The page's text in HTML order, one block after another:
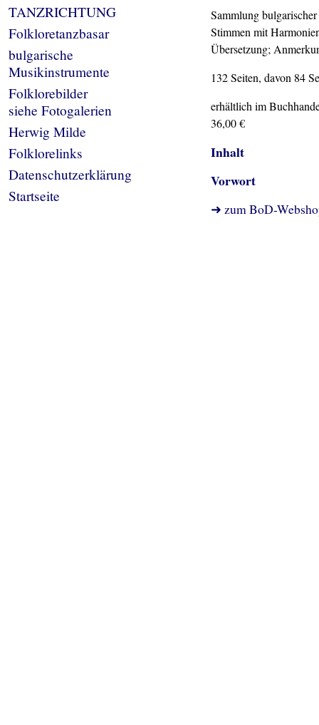
TANZRICHTUNG
Folkloretanzbasar
bulgarische
Musikinstrumente
Folklorebilder
siehe Fotogalerien
Herwig Milde
Folklorelinks
Datenschutzerklärung
Startseite
Sammlung
Stimmen mit
Übersetzung;
132 Seiten, davon 84
erhältlich im
36,00 €
Inhalt
Vorwort
➜ zum BoD-